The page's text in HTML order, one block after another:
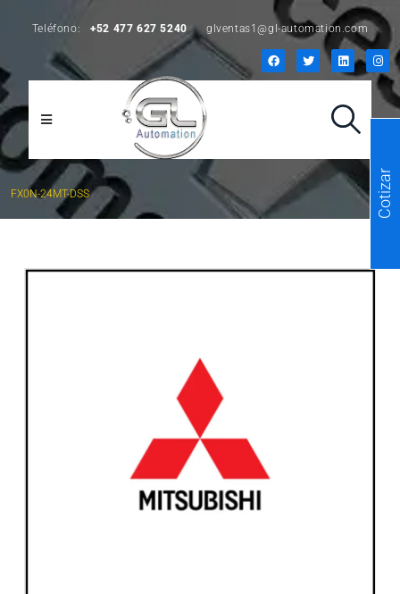
Teléfono: +52 477 627 5240 glventas1@gl-automation.com
FX0N-24MT-DSS Cotizar